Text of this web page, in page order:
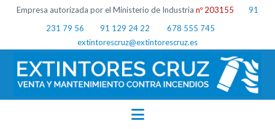
Empresa autorizada por el Ministerio de Industria nº 203155
91
231 79 56
91 129 24 22
678 555 745
extintorescruz@extintorescruz.es
Navigation